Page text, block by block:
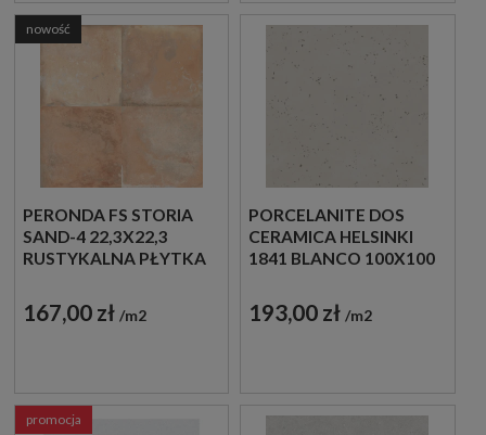
PERONDA FS STORIA
SAND-4 22,3X22,3
RUSTYKALNA PŁYTKA
167,00 zł m2
nowość
PORCELANITE DOS
CERAMICA HELSINKI
1841 BLANCO 100X100
GRESOWE
193,00 zł m2
promocja